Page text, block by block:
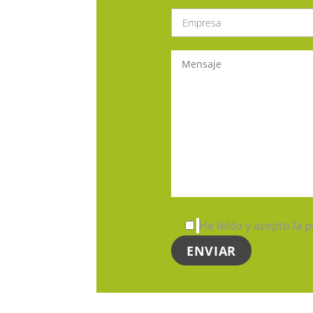
He leído y acepto la